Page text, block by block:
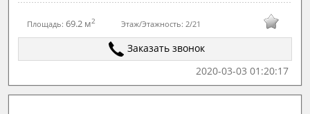
Площадь:69.2 м2 Этаж/Этажность: 2/21
Заказать звонок
2020-03-03 01:20:17